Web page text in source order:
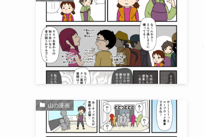
山の漫画